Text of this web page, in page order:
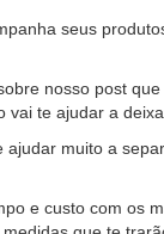
seus
nosso post
vai te ajudar a
ajudar muito a
e custo com os